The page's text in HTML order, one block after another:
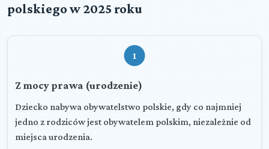
polskiego w 2025 roku
1
Z mocy prawa (urodzenie)
Dziecko nabywa obywatelstwo polskie, gdy co najmniej
jedno z rodziców jest obywatelem polskim, niezależnie od
miejsca urodzenia.